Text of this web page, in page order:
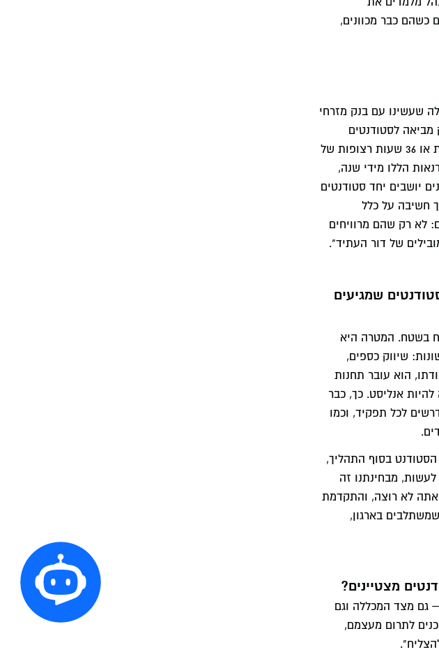
כשהם כבר מכוונים,
שעשינו עם בנק מזרחי
לסטודנטים
פרויקט אמתי שהם מעוניינים ליישם, ואז הסטודנטים מקיימים סשן חשיבה במשך לילה שלם - 24 שעות או 36 שעות רצופות של
הללו מידי שנה,
יושבים יחד סטודנטים
חשיבה על כלל
לא רק שהם מרוויחים
של דור העתיד".
שמגיעים
בשטח. המטרה היא
שיווק כספים,
הוא עובר תחנות
אנליסט. כך, כבר
לכל תפקיד, וכמו
בסוף התהליך,
מבחינתנו זה
אתה לא רוצה, והתקדמת
בארגון,
מצטיינים?
– גם מצד המכללה וגם
לתרום מעצמם,